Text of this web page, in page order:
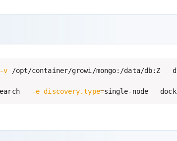
-v /opt/container/growi/mongo:/data/db:Z
-e discovery.type=single-node